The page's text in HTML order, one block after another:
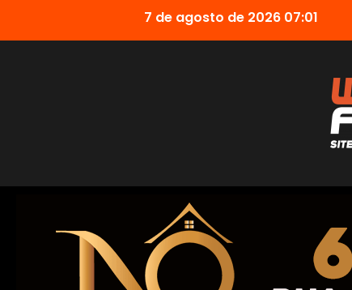
7 de agosto de 2026 07:01